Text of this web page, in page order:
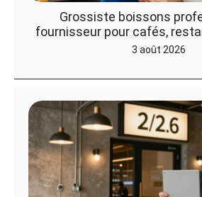
Grossiste boissons
fournisseur pour cafés,
3 août 2026